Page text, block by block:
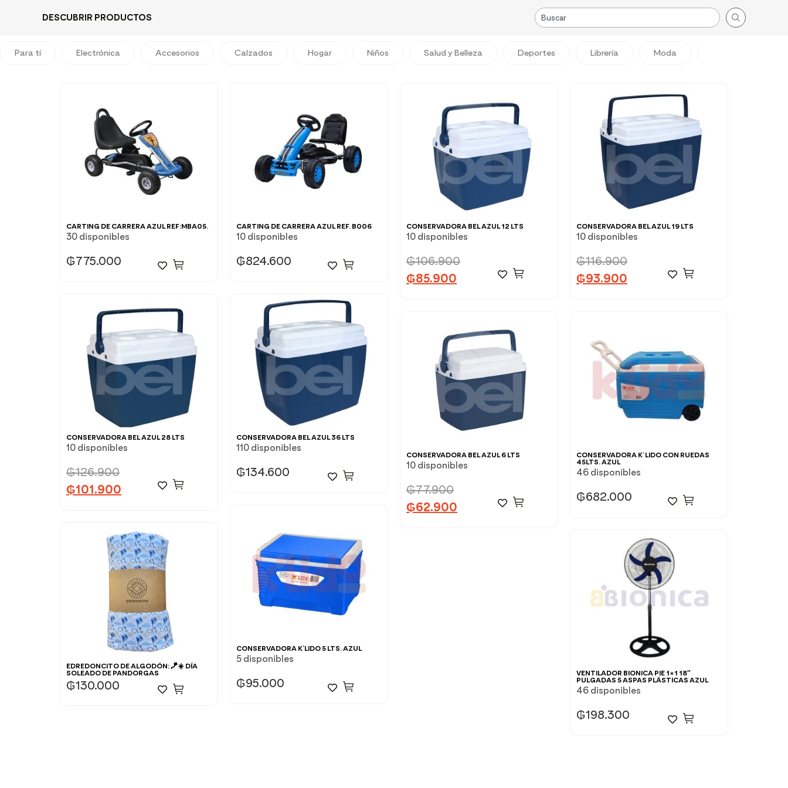
DESCUBRIR PRODUCTOS
Para tí Electrónica Accesorios Calzados Hogar Niños Salud y Belleza Deportes Librería Moda
CARTING DE CARRERA AZUL REF:MBA05.
30 disponibles
₲775.000
CARTING DE CARRERA AZUL REF. B006
10 disponibles
₲824.600
CONSERVADORA BEL AZUL 12 LTS
10 disponibles
₲106.900
₲85.900
CONSERVADORA BEL AZUL 19 LTS
10 disponibles
₲116.900
₲93.900
CONSERVADORA BEL AZUL 28 LTS
10 disponibles
₲126.900
₲101.900
CONSERVADORA BEL AZUL 36 LTS
110 disponibles
₲134.600
CONSERVADORA BEL AZUL 6 LTS
10 disponibles
₲77.900
₲62.900
CONSERVADORA K´LIDO CON RUEDAS
45LTS. AZUL
46 disponibles
₲682.000
CONSERVADORA K’LIDO 5 LTS. AZUL
5 disponibles
₲95.000
EDREDONCITO DE ALGODÓN: 🪁☀️ DÍA
SOLEADO DE PANDORGAS
₲130.000
VENTILADOR BIONICA PIE 1×1 18″
PULGADAS 5 ASPAS PLÁSTICAS AZUL
46 disponibles
₲198.300